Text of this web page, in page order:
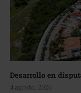
Desarrollo en
4 agosto, 2026